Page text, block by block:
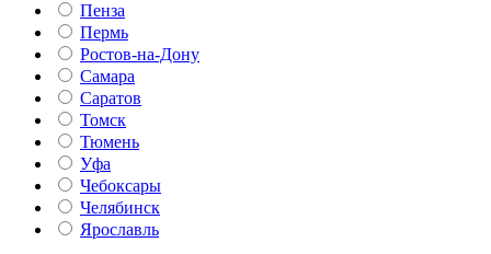
Пенза
Пермь
Ростов-на-Дону
Самара
Саратов
Томск
Тюмень
Уфа
Чебоксары
Челябинск
Ярославль